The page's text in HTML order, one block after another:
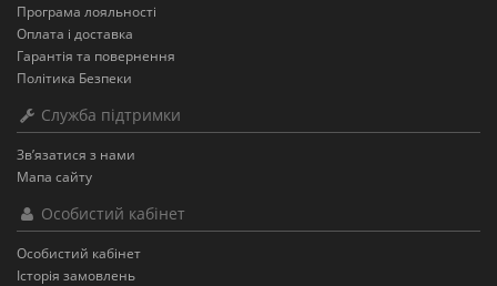
Програма лояльності
Оплата і доставка
Гарантія та повернення
Політика Безпеки
Служба підтримки
Зв’язатися з нами
Мапа сайту
Особистий кабінет
Особистий кабінет
Історія замовлень